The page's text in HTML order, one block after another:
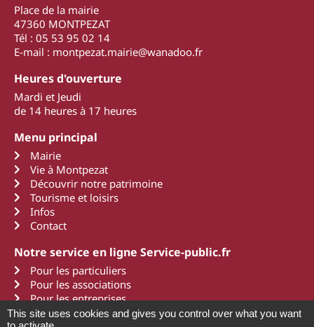
Place de la mairie
47360 MONTPEZAT
Tél : 05 53 95 02 14
E-mail : montpezat.mairie@wanadoo.fr
Heures d'ouverture
Mardi et Jeudi
de 14 heures à 17 heures
Menu principal
Mairie
Vie à Montpezat
Découvrir notre patrimoine
Tourisme et loisirs
Infos
Contact
Notre service en ligne Service-public.fr
Pour les particuliers
Pour les associations
Pour les entreprises
This site uses cookies and gives you control over what you want